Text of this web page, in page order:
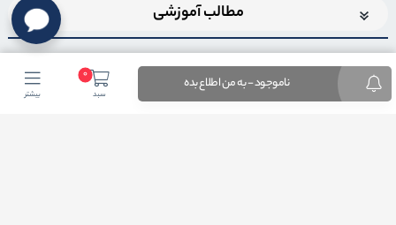
ناموجود - به من اطلاع بده 0
سبد بیشتر
مطالب آموزشی